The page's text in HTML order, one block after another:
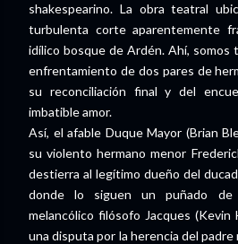
shakespearino. La obra teatral
turbulenta corte aparentemente
idílico bosque de Ardén. Ahí,
enfrentamiento de dos pares de
su reconciliación final y del
imbatible amor.
Así, el afable Duque Mayor (Brian
su violento hermano menor
destierra al legítimo dueño del
donde lo siguen un puñado
melancólico filósofo Jacques (Kevin
una disputa por la herencia del